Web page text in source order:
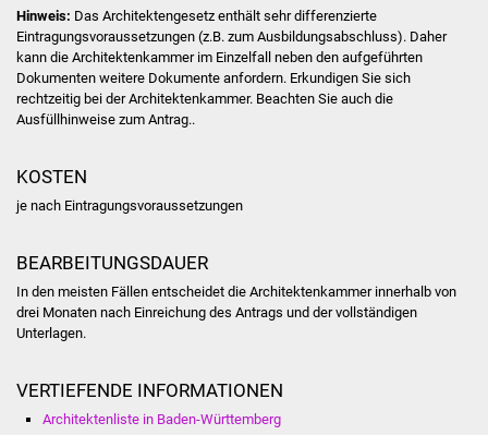
ÖPNV
Bürgerbus (MOBS)
Stadtfest
Einrichtungen
Hinweis: Das Architektengesetz enthält sehr differenzierte
Eintragungsvoraussetzungen (z.B. zum Ausbildungsabschluss). Daher
kann die Architektenkammer im Einzelfall neben den aufgeführten
Dokumenten weitere Dokumente anfordern. Erkundigen Sie sich
rechtzeitig bei der Architektenkammer. Beachten Sie auch die
Ausfüllhinweise zum Antrag..
KOSTEN
je nach Eintragungsvoraussetzungen
BEARBEITUNGSDAUER
In den meisten Fällen entscheidet die Architektenkammer innerhalb von
drei Monaten nach Einreichung des Antrags und der vollständigen
Unterlagen.
VERTIEFENDE INFORMATIONEN
Architektenliste in Baden-Württemberg